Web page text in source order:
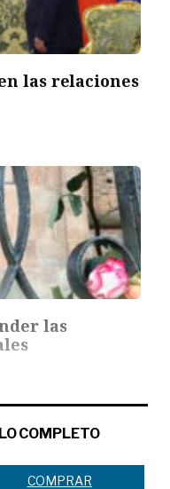
las relaciones
las
COMPLETO
COMPRAR